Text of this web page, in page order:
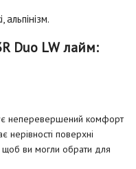
альпінізм.
Duo LW лайм:
неперевершений комфорт
нерівності поверхні
щоб ви могли обрати для